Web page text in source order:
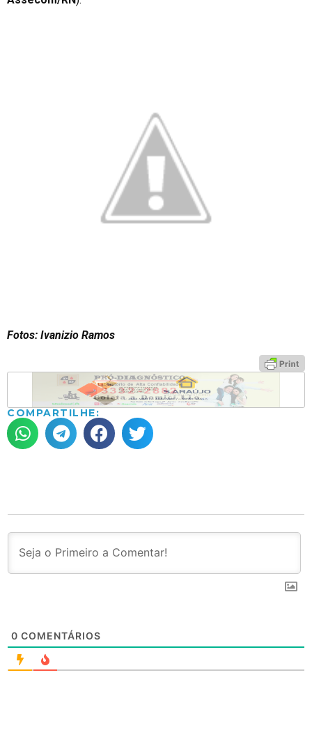
Fotos: Ivanizio Ramos
COMPARTILHE:
0 COMENTÁRIOS